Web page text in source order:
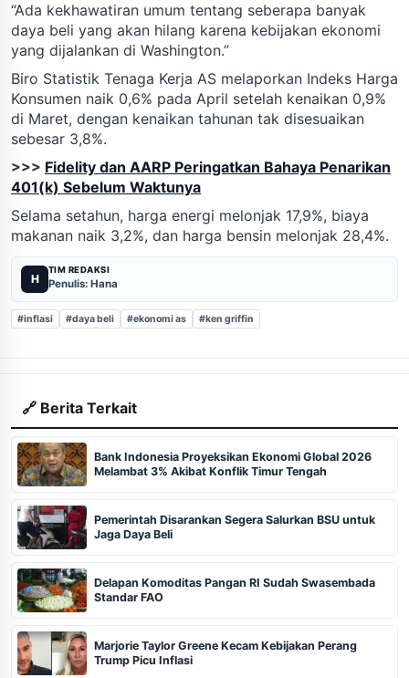
“Ada kekhawatiran umum tentang seberapa banyak
daya beli yang akan hilang karena kebijakan ekonomi
yang dijalankan di Washington.”
Biro Statistik Tenaga Kerja AS melaporkan Indeks Harga
Konsumen naik 0,6% pada April setelah kenaikan 0,9%
di Maret, dengan kenaikan tahunan tak disesuaikan
sebesar 3,8%.
>>> Fidelity dan AARP Peringatkan Bahaya Penarikan
401(k) Sebelum Waktunya
Selama setahun, harga energi melonjak 17,9%, biaya
makanan naik 3,2%, dan harga bensin melonjak 28,4%.
H
TIM REDAKSI
Penulis: Hana
#inflasi #daya beli #ekonomi as #ken griffin
🔗 Berita Terkait
Bank Indonesia Proyeksikan Ekonomi Global 2026
Melambat 3% Akibat Konflik Timur Tengah
Pemerintah Disarankan Segera Salurkan BSU untuk
Jaga Daya Beli
Delapan Komoditas Pangan RI Sudah Swasembada
Standar FAO
Marjorie Taylor Greene Kecam Kebijakan Perang
Trump Picu Inflasi